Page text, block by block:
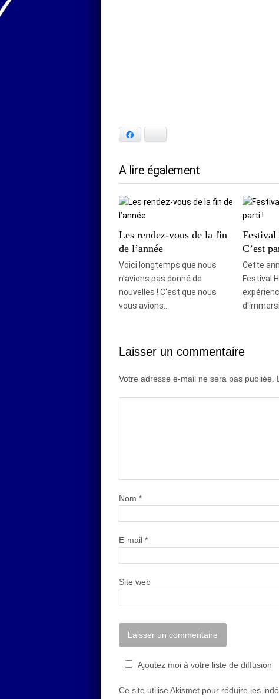
A lire également
Les rendez-vous de la fin
de l’année
Voici longtemps que nous
n'avions pas donné de
nouvelles ! C'est que nous
vous avions…
C’est
Cette
Festival
Laisser un commentaire
Votre adresse e-mail ne sera pas publiée.
Nom *
E-mail *
Site web
Ajoutez moi à votre liste de diffusion
Ce site utilise Akismet pour réduire les